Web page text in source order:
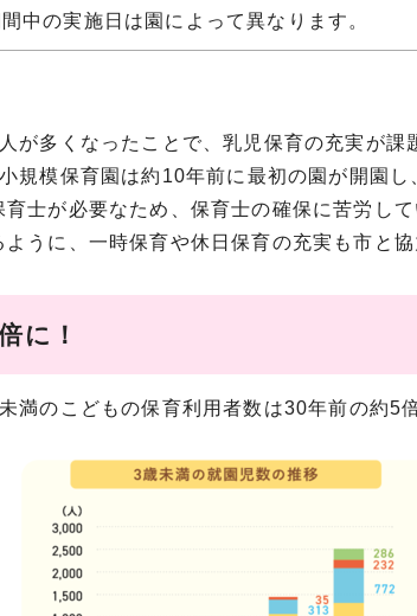
中の実施日は園によって異なります。
が多くなったことで、乳児保育の充実が課
規模保育園は約10年前に最初の園が開園
士が必要なため、保育士の確保に苦労し
うに、一時保育や休日保育の充実も市と協
に！
のこどもの保育利用者数は30年前の約5